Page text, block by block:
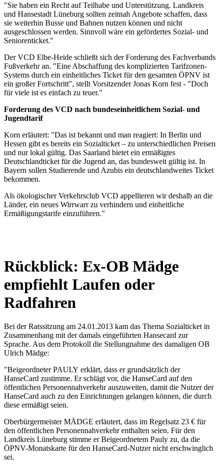
"Sie haben ein Recht auf Teilhabe und Unterstützung. Landkreis
und Hansestadt Lüneburg sollten zeitnah Angebote schaffen, dass
sie weiterhin Busse und Bahnen nutzen können und nicht
ausgeschlossen werden. Sinnvoll wäre ein gefördertes Sozial- und
Seniorenticket."
Der VCD Elbe-Heide schließt sich der Forderung des Fachverbands
Fußverkehr an. "Eine Abschaffung des komplizierten Tarifzonen-
Systems durch ein einheitliches Ticket für den gesamten ÖPNV ist
ein großer Fortschritt", stellt Vorsitzender Jonas Korn fest - "Doch
für viele ist es einfach zu teuer."
Forderung des VCD nach bundeseinheitlichem Sozial- und
Jugendtarif
Korn erläutert: "Das ist bekannt und man reagiert: In Berlin und
Hessen gibt es bereits ein Sozialticket – zu unterschiedlichen Preisen
und nur lokal gültig. Das Saarland bietet ein ermäßigtes
Deutschlandticket für die Jugend an, das bundesweit gültig ist. In
Bayern sollen Studierende und Azubis ein deutschlandweites Ticket
bekommen.
Als ökologischer Verkehrsclub VCD appellieren wir deshalb an die
Länder, ein neues Wirrwarr zu verhindern und einheitliche
Ermäßigungstarife einzuführen."
Rückblick: Ex-OB Mädge
empfiehlt Laufen oder
Radfahren
Bei der Ratssitzung am 24.01.2013 kam das Thema Sozialticket in
Zusammenhang mit der damals eingeführten Hansecard zur
Sprache. Aus dem Protokoll die Stellungnahme des damaligen OB
Ulrich Mädge:
"Beigeordneter PAULY erklärt, dass er grundsätzlich der
HanseCard zustimme. Er schlägt vor, die HanseCard auf den
öffentlichen Personennahverkehr auszuweiten, damit die Nutzer der
HanseCard auch zu den Einrichtungen gelangen können, die durch
diese ermäßigt seien.
Oberbürgermeister MÄDGE erläutert, dass im Regelsatz 23 € für
den öffentlichen Personennahverkehr enthalten seien. Für den
Landkreis Lüneburg stimme er Beigeordnetem Pauly zu, da die
ÖPNV-Monatskarte für den HanseCard-Nutzer nicht erschwinglich
sei.